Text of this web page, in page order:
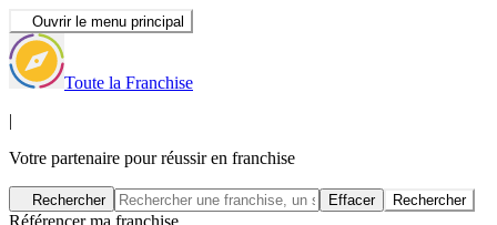
Ouvrir le menu principal
Toute la Franchise
|
Votre partenaire pour réussir en franchise
Rechercher Effacer Rechercher
Référencer ma franchise